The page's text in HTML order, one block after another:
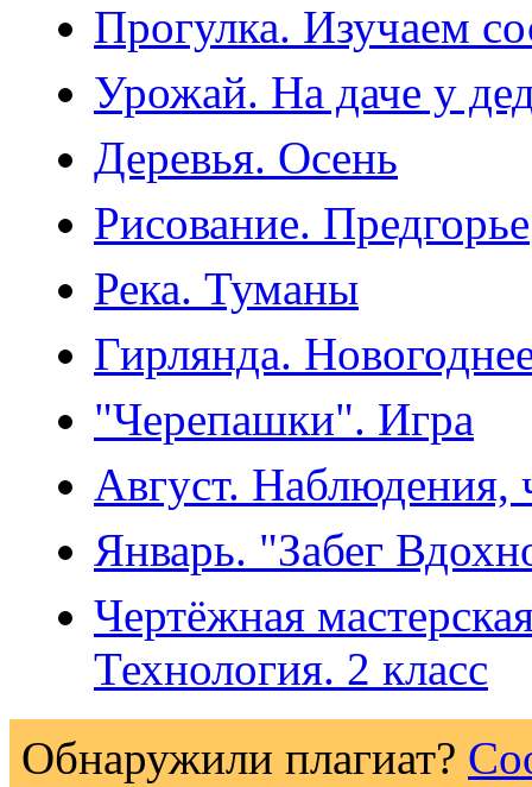
Прогулка. Изучаем
Урожай. На даче у
Деревья. Осень
Рисование. Предгорье
Река. Туманы
Гирлянда.
"Черепашки". Игра
Август. Наблюдения,
Январь. "Забег
Чертёжная
Технология. 2 класс
Обнаружили плагиат?